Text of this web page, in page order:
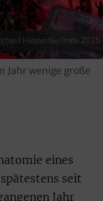
Hübner/Berlinale 2025
Jahr wenige große
eines
seit
Jahr